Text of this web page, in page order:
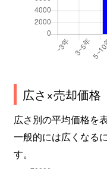
広さ×売却価格
広さ別の平均価格を
一般的には広くなる
す。